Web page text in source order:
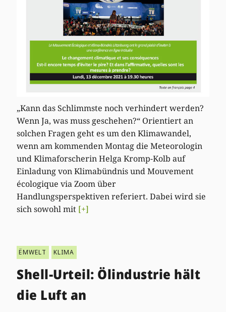
„Kann das Schlimmste noch verhindert werden?
Wenn Ja, was muss geschehen?“ Orientiert an
solchen Fragen geht es um den Klimawandel,
wenn am kommenden Montag die Meteorologin
und Klimaforscherin Helga Kromp-Kolb auf
Einladung von Klimabündnis und Mouvement
écologique via Zoom über
Handlungsperspektiven referiert. Dabei wird sie
sich sowohl mit [+]
ËMWELT KLIMA
Shell-Urteil: Ölindustrie hält
die Luft an